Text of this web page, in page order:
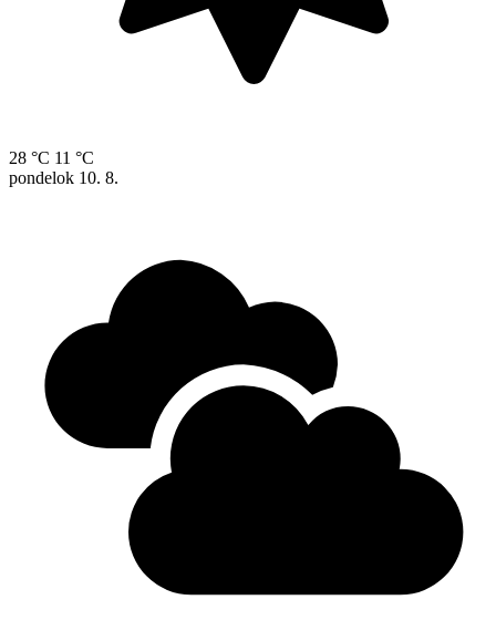
28 °C 11 °C
pondelok 10. 8.